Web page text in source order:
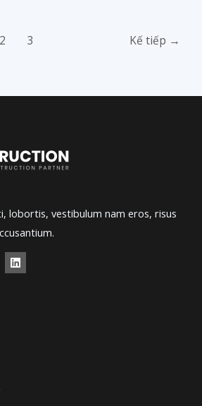
2 3 Kế tiếp →
lobortis, vestibulum nam eros, risus